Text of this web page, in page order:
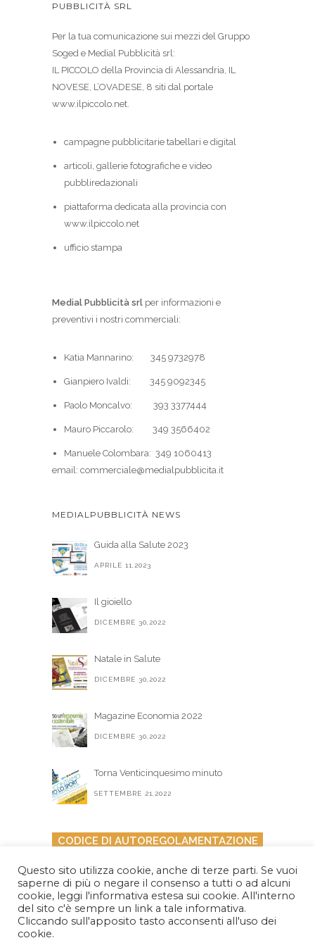
PUBBLICITÀ SRL
Per la tua comunicazione sui mezzi del Gruppo
Soged e Medial Pubblicità srl:
IL PICCOLO della Provincia di Alessandria, IL
NOVESE, L’OVADESE, 8 siti dal portale
www.ilpiccolo.net.
campagne pubblicitarie tabellari e digital
articoli, gallerie fotografiche e video
pubbliredazionali
piattaforma dedicata alla provincia con
www.ilpiccolo.net
ufficio stampa
Medial Pubblicità srl per informazioni e
preventivi i nostri commerciali:
Katia Mannarino: 345 9732978
Gianpiero Ivaldi: 345 9092345
Paolo Moncalvo: 393 3377444
Mauro Piccarolo: 349 3566402
Manuele Colombara: 349 1060413
email: commerciale@medialpubblicita.it
MEDIALPUBBLICITÀ NEWS
Guida alla Salute 2023
APRILE 11,2023
Il gioiello
DICEMBRE 30,2022
Natale in Salute
DICEMBRE 30,2022
Magazine Economia 2022
DICEMBRE 30,2022
Torna Venticinquesimo minuto
SETTEMBRE 21,2022
CODICE DI AUTOREGOLAMENTAZIONE
Questo sito utilizza cookie, anche di terze parti. Se vuoi
saperne di più o negare il consenso a tutti o ad alcuni
cookie, leggi l'informativa estesa sui cookie. All'interno
del sito c'è sempre un link a tale informativa.
Cliccando sull'apposito tasto acconsenti all'uso dei
cookie.